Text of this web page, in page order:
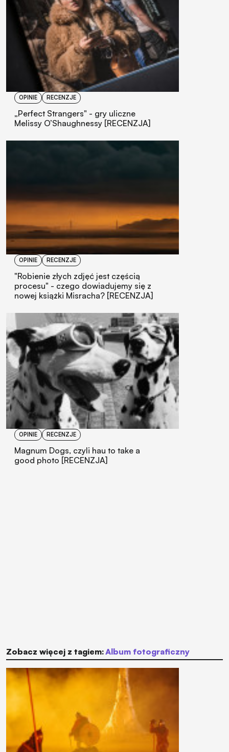
OPINIE RECENZJE
„Perfect Strangers" - gry uliczne
Melissy O’Shaughnessy [RECENZJA]
OPINIE RECENZJE
"Robienie złych zdjęć jest częścią
procesu" - czego dowiadujemy się z
nowej książki Misracha? [RECENZJA]
OPINIE RECENZJE
Magnum Dogs, czyli hau to take a
good photo [RECENZJA]
Zobacz więcej z tagiem: album fotograficzny